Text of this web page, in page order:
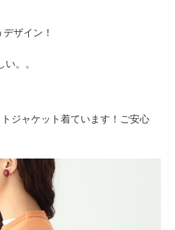
ザイン！
。。
ジャケット着ています！ご安心